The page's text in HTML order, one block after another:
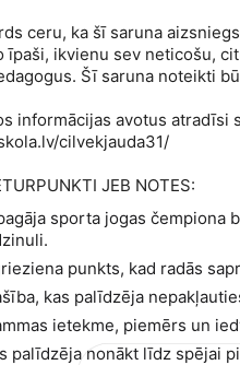
ceru, ka šī saruna
īpaši, ikvienu sev neticošu,
Šī saruna noteikti
informācijas avotus atradīsi
cilvekjauda31/
JEB NOTES:
sporta jogas čempiona
punkts, kad radās
kas palīdzēja
ietekme, piemērs un
palīdzēja nonākt līdz spējai